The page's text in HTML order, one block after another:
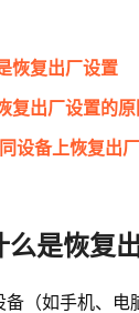
恢复出厂设置
复出厂设置的原
设备上恢复出
么是恢复
（如手机、电